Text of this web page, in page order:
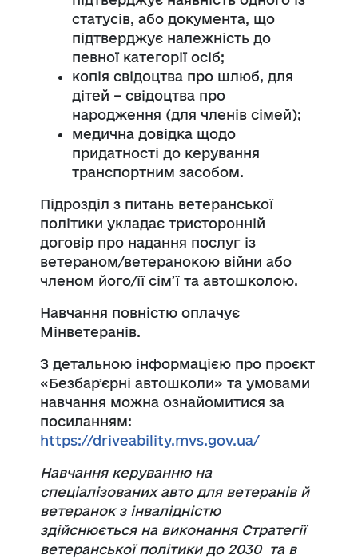
статусів, або документа, що
підтверджує належність до
певної категорії осіб;
копія свідоцтва про шлюб, для
дітей – свідоцтва про
народження (для членів сімей);
медична довідка щодо
придатності до керування
транспортним засобом.
Підрозділ з питань ветеранської
політики укладає тристоронній
договір про надання послуг із
ветераном/ветеранокою війни або
членом його/її сім’ї та автошколою.
Навчання повністю оплачує
Мінветеранів.
З детальною інформацією про проєкт
«Безбарʼєрні автошколи» та умовами
навчання можна ознайомитися за
посиланням:
https://driveability.mvs.gov.ua/
Навчання керуванню на
спеціалізованих авто для ветеранів й
ветеранок з інвалідністю
здійснюється на виконання Стратегії
ветеранської політики до 2030 та в